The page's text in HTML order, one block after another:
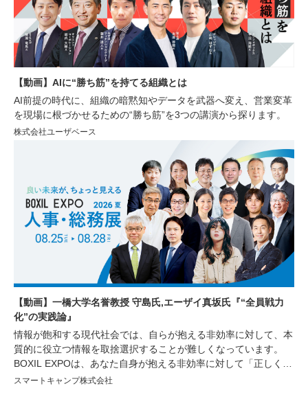
【動画】AIに“勝ち筋”を持てる組織とは
AI前提の時代に、組織の暗黙知やデータを武器へ変え、営業変革
を現場に根づかせるための“勝ち筋”を3つの講演から探ります。
株式会社ユーザベース
【動画】一橋大学名誉教授 守島氏,エーザイ真坂氏『“全員戦力
化”の実践論』
情報が飽和する現代社会では、自らが抱える非効率に対して、本
質的に役立つ情報を取捨選択することが難しくなっています。
BOXIL EXPOは、あなた自身が抱える非効率に対して「正しく」
「シンプル」な情報を提供し、非効率の解消や生産性の向上をサ
スマートキャンプ株式会社